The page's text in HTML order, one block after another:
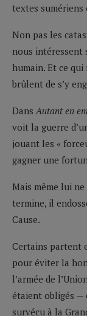
textes sumériens
Non pas les
nous intéressent
humain. Et ce
brûlent de s’y
Dans Autant en
voit la guerre
jouant les «
gagner une
Mais même lui
termine, il
Cause.
Certains partent
pour éviter la
l’armée de
étaient obligés —
survécu à la